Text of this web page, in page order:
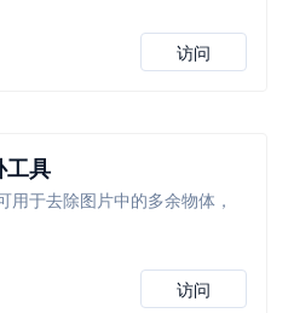
访问
工具
用于去除图片中的多余物体，
访问